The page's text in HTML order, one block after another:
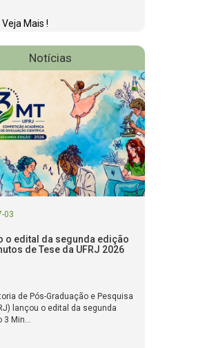
Veja Mais !
Notícias
03
o edital da segunda edição
de Tese da UFRJ 2026
de Pós-Graduação e Pesquisa
lançou o edital da segunda
3 Min...